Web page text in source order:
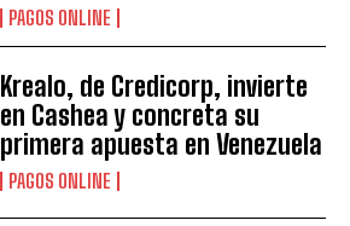
PAGOS ONLINE
Krealo, de Credicorp, invierte
en Cashea y concreta su
primera apuesta en Venezuela
PAGOS ONLINE